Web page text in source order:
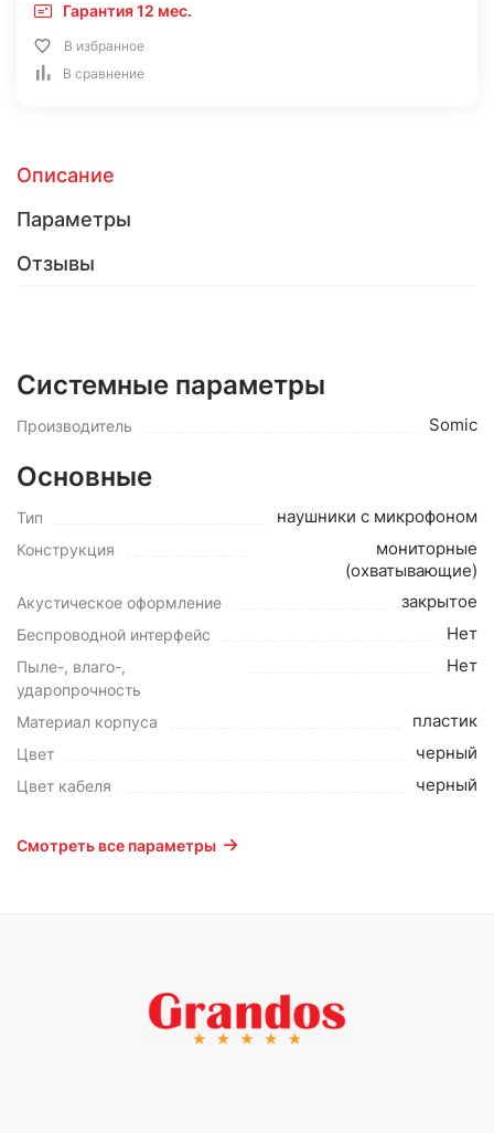
Гарантия 12 мес.
В избранное
В сравнение
Описание
Параметры
Отзывы
Системные параметры
Производитель Somic
Основные
Тип наушники с микрофоном
Конструкция
мониторные
(охватывающие)
Акустическое оформление закрытое
Беспроводной интерфейс Нет
Пыле-, влаго-,
ударопрочность
Нет
Материал корпуса пластик
Цвет черный
Цвет кабеля черный
Смотреть все параметры